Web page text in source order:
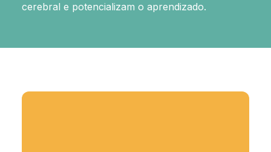
cerebral e potencializam o aprendizado.